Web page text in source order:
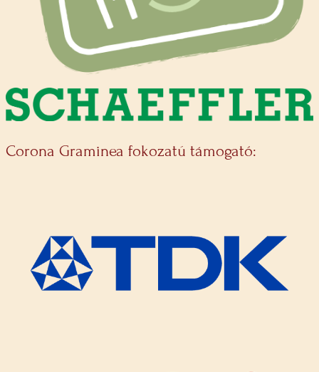
Corona Graminea fokozatú támogató: